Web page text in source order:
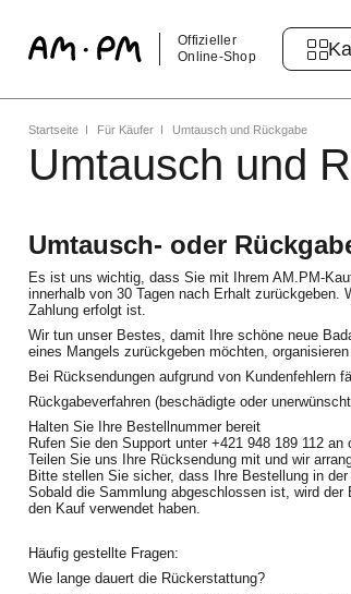
Offizieller
Online-Shop
Startseite Für Käufer Umtausch und Rückgabe
Umtausch und
Umtausch- oder
Es ist uns wichtig, dass Sie mit Ihrem AM.PM-
innerhalb von 30 Tagen nach Erhalt
Zahlung erfolgt ist.
Wir tun unser Bestes, damit Ihre schöne neue
eines Mangels zurückgeben möchten,
Bei Rücksendungen aufgrund von Kundenfehlern
Rückgabeverfahren (beschädigte oder
Halten Sie Ihre Bestellnummer bereit
Rufen Sie den Support unter +421 948 189 112
Teilen Sie uns Ihre Rücksendung mit und wir
Bitte stellen Sie sicher, dass Ihre Bestellung in
Sobald die Sammlung abgeschlossen ist, wird
den Kauf verwendet haben.
Häufig gestellte Fragen:
Wie lange dauert die Rückerstattung?